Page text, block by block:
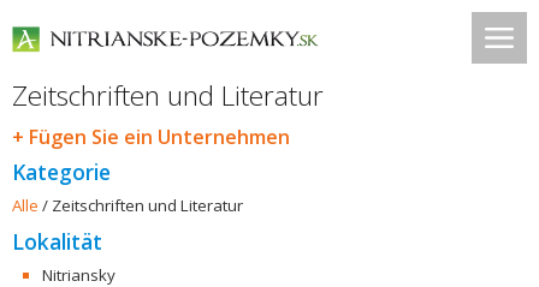
Zeitschriften und Literatur
+ Fügen Sie ein Unternehmen
Kategorie
Alle / Zeitschriften und Literatur
Lokalität
Nitriansky